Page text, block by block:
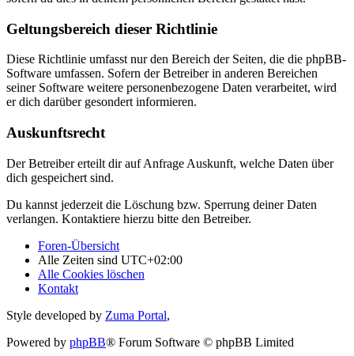
Geltungsbereich dieser Richtlinie
Diese Richtlinie umfasst nur den Bereich der Seiten, die die phpBB-
Software umfassen. Sofern der Betreiber in anderen Bereichen
seiner Software weitere personenbezogene Daten verarbeitet, wird
er dich darüber gesondert informieren.
Auskunftsrecht
Der Betreiber erteilt dir auf Anfrage Auskunft, welche Daten über
dich gespeichert sind.
Du kannst jederzeit die Löschung bzw. Sperrung deiner Daten
verlangen. Kontaktiere hierzu bitte den Betreiber.
Foren-Übersicht
Alle Zeiten sind UTC+02:00
Alle Cookies löschen
Kontakt
Style developed by Zuma Portal,
Powered by phpBB® Forum Software © phpBB Limited